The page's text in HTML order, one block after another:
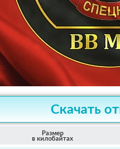
Скачать
Размер
в килобайтах